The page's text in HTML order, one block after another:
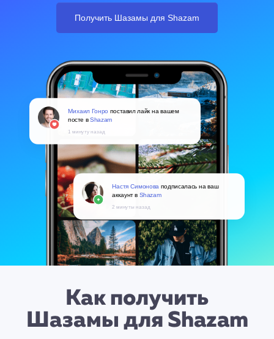
Получить Шазамы для Shazam
Михаил Гонро поставил лайк на вашем
посте вShazam
1 минуту назад
Настя Симонова подписалась на ваш
аккаунт в Shazam
2 минуты назад
Как получить
Шазамы для Shazam